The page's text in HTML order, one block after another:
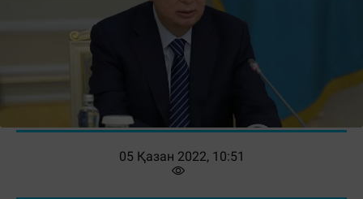
05 Қазан 2022, 10:51